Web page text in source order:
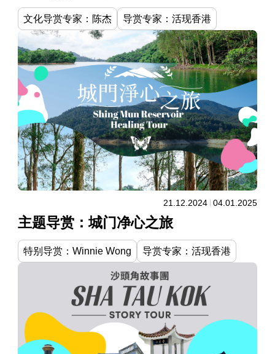
文化导赏专家：陈杰 导赏专家：活现香港
21.12.2024 04.01.2025
主题导赏：城门净心之旅
特别导赏：Winnie Wong 导赏专家：活现香港